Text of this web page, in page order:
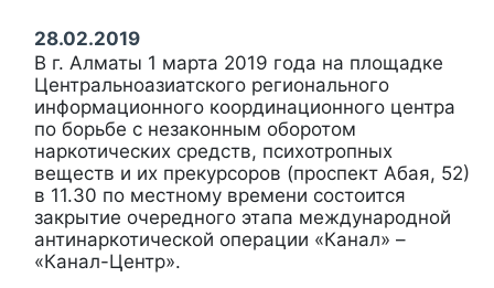
28.02.2019
В г. Алматы 1 марта 2019 года на площадке
Центральноазиатского регионального
информационного координационного центра
по борьбе с незаконным оборотом
наркотических средств, психотропных
веществ и их прекурсоров (проспект Абая, 52)
в 11.30 по местному времени состоится
закрытие очередного этапа международной
антинаркотической операции «Канал» –
«Канал-Центр».